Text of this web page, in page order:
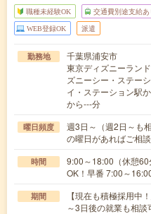
職種未経験OK 交通費別途支給あ
WEB登録OK 派遣
勤務地
千葉県浦安市
東京ディズニーラン
ズニーシー・ステー
イ・ステーション駅
から---分
曜日頻度
週3日～（週2日～も
の曜日があればご相
時間
9:00～18:00（休憩
OK！早番 7:00～
期間
【現在も積極採用
～3日後の就業も相談